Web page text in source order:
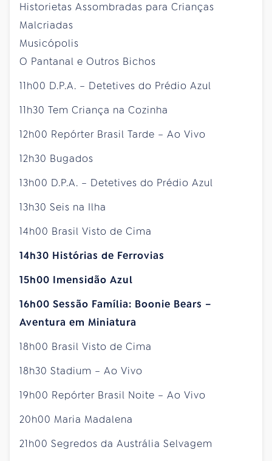
Historietas Assombradas para Crianças
Malcriadas
Musicópolis
O Pantanal e Outros Bichos
11h00 D.P.A. – Detetives do Prédio Azul
11h30 Tem Criança na Cozinha
12h00 Repórter Brasil Tarde – Ao Vivo
12h30 Bugados
13h00 D.P.A. – Detetives do Prédio Azul
13h30 Seis na Ilha
14h00 Brasil Visto de Cima
14h30 Histórias de Ferrovias
15h00 Imensidão Azul
16h00 Sessão Família: Boonie Bears –
Aventura em Miniatura
18h00 Brasil Visto de Cima
18h30 Stadium – Ao Vivo
19h00 Repórter Brasil Noite – Ao Vivo
20h00 Maria Madalena
21h00 Segredos da Austrália Selvagem